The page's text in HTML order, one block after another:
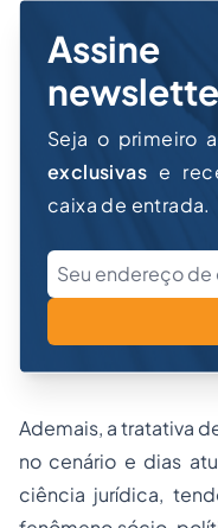
Seja o primeiro
exclusivas e
caixa de entrada.
Ademais, a tratativa
no cenário e dias
ciência jurídica,